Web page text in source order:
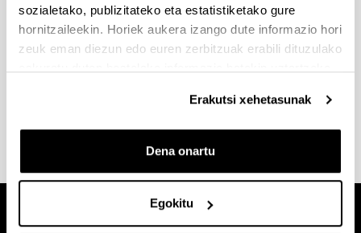
sozialetako, publizitateko eta estatistiketako gure
hornitzaileekin. Horiek aukera izango dute informazio hori
zeuk eman diezun edo euren zerbitzuak erabili dituzulako
Erakutsi xehetasunak
Dena onartu
Egokitu